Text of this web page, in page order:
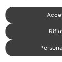
Themeansar
sdc